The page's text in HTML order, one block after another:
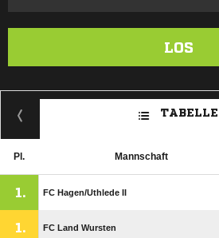
LOS
TABELLE
Pl. Mannschaft
1. FC Hagen/​Uthlede II
1. FC Land Wursten